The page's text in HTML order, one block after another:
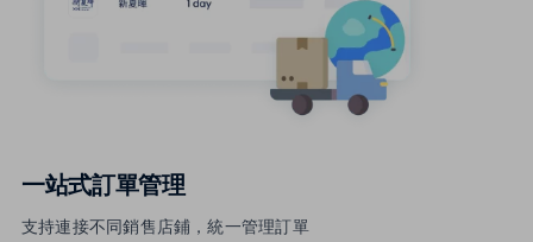
一站式訂單管理
支持連接不同銷售店鋪，統一管理訂單